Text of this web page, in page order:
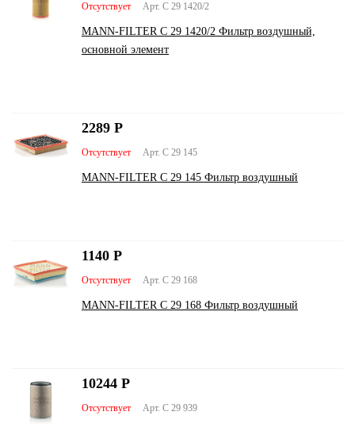
Арт. C 29 1420/2
Отсутствует
MANN-FILTER C 29 1420/2 Фильтр воздушный,
основной элемент
Арт. C 29 145
Отсутствует
MANN-FILTER C 29 145 Фильтр воздушный
2289 Р
Арт. C 29 168
Отсутствует
MANN-FILTER C 29 168 Фильтр воздушный
1140 Р
Арт. C 29 939
Отсутствует
10244 Р